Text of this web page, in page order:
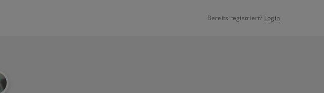
Bereits registriert? Login